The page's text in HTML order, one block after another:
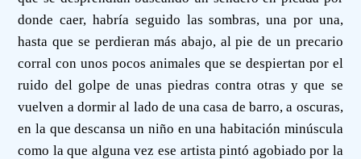
donde caer, habría seguido las sombras, una por una,
hasta que se perdieran más abajo, al pie de un precario
corral con unos pocos animales que se despiertan por el
ruido del golpe de unas piedras contra otras y que se
vuelven a dormir al lado de una casa de barro, a oscuras,
en la que descansa un niño en una habitación minúscula
como la que alguna vez ese artista pintó agobiado por la